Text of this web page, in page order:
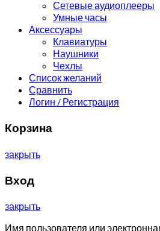
Сетевые аудиоплееры
Умные часы
Аксессуары
Клавиатуры
Наушники
Чехлы
Список желаний
Сравнить
Логин / Регистрация
Корзина
закрыть
Вход
закрыть
Имя пользователя или